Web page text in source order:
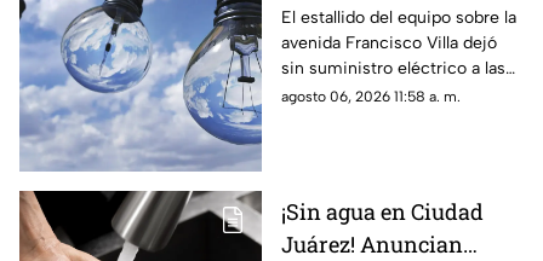
zona de Altavista tras
explosión de
transformador
El estallido del equipo sobre la
avenida Francisco Villa dejó
sin suministro eléctrico a las
colonias Altavista, Insurgentes
agosto 06, 2026 11:58 a. m.
¡Sin agua en Ciudad
Juárez! Anuncian